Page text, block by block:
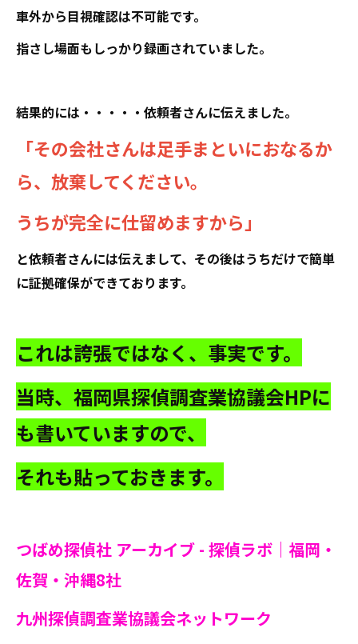
車外から目視確認は不可能です。
指さし場面もしっかり録画されていました。
結果的には・・・・・依頼者さんに伝えました。
「その会社さんは足手まといにおなるか
ら、放棄してください。
うちが完全に仕留めますから」
と依頼者さんには伝えまして、その後はうちだけで簡単
に証拠確保ができております。
これは誇張ではなく、事実です。
当時、福岡県探偵調査業協議会HPに
も書いていますので、
それも貼っておきます。
つばめ探偵社 アーカイブ - 探偵ラボ｜福岡・
佐賀・沖縄8社
九州探偵調査業協議会ネットワーク